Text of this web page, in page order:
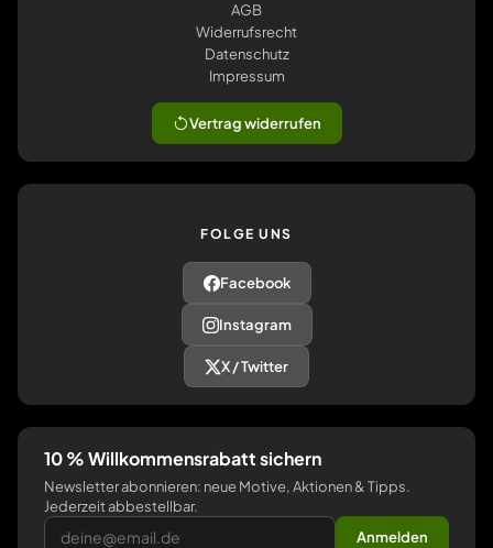
AGB
Widerrufsrecht
Datenschutz
Impressum
Vertrag widerrufen
FOLGE UNS
Facebook
Instagram
X / Twitter
10 % Willkommensrabatt sichern
Newsletter abonnieren: neue Motive, Aktionen & Tipps.
Jederzeit abbestellbar.
Anmelden